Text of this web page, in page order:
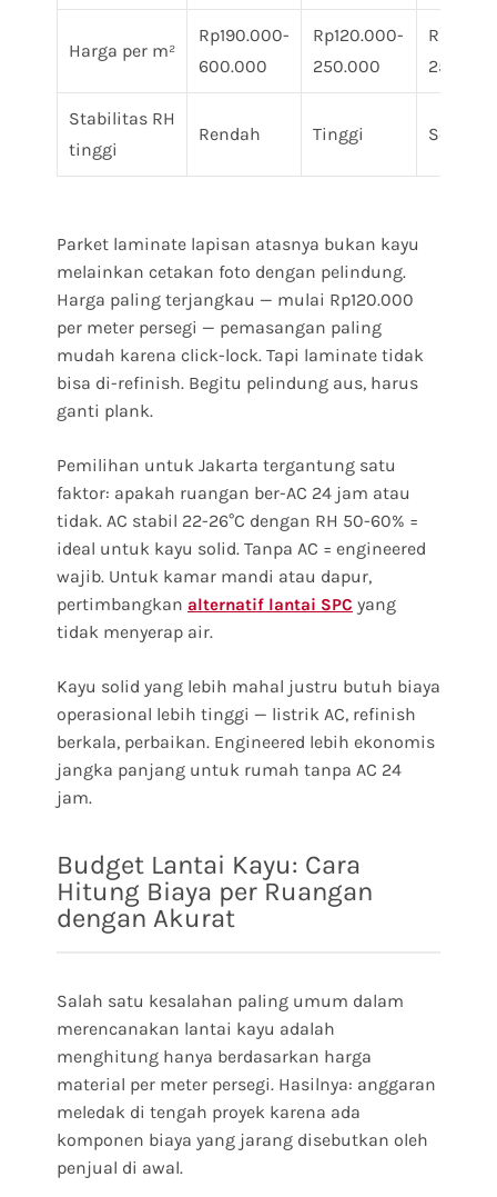
Harga per m²
Rp190.000-
600.000
Rp120.000-
250.000
250.000
Stabilitas RH
tinggi
Rendah Tinggi Sedang
Parket laminate lapisan atasnya bukan kayu
melainkan cetakan foto dengan pelindung.
Harga paling terjangkau — mulai Rp120.000
per meter persegi — pemasangan paling
mudah karena click-lock. Tapi laminate tidak
bisa di-refinish. Begitu pelindung aus, harus
ganti plank.
Pemilihan untuk Jakarta tergantung satu
faktor: apakah ruangan ber-AC 24 jam atau
tidak. AC stabil 22-26°C dengan RH 50-60% =
ideal untuk kayu solid. Tanpa AC = engineered
wajib. Untuk kamar mandi atau dapur,
pertimbangkan alternatif lantai SPC yang
tidak menyerap air.
Kayu solid yang lebih mahal justru butuh biaya
operasional lebih tinggi — listrik AC, refinish
berkala, perbaikan. Engineered lebih ekonomis
jangka panjang untuk rumah tanpa AC 24
jam.
Budget Lantai Kayu: Cara
Hitung Biaya per Ruangan
dengan Akurat
Salah satu kesalahan paling umum dalam
merencanakan lantai kayu adalah
menghitung hanya berdasarkan harga
material per meter persegi. Hasilnya: anggaran
meledak di tengah proyek karena ada
komponen biaya yang jarang disebutkan oleh
penjual di awal.